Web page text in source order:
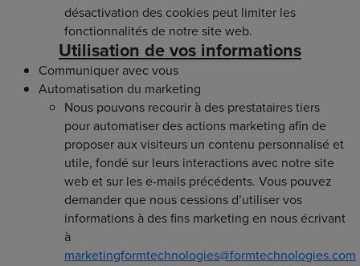
désactivation des cookies peut limiter les
fonctionnalités de notre site web.
Utilisation de vos informations
Communiquer avec vous
Automatisation du marketing
Nous pouvons recourir à des prestataires tiers
pour automatiser des actions marketing afin de
proposer aux visiteurs un contenu personnalisé et
utile, fondé sur leurs interactions avec notre site
web et sur les e-mails précédents. Vous pouvez
demander que nous cessions d’utiliser vos
informations à des fins marketing en nous écrivant
à
marketingformtechnologies@formtechnologies.com